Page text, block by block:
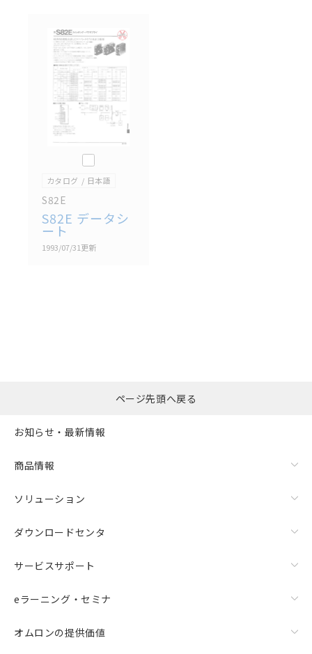
ている可能性がありますがご容赦ください。
記載されているサービス内容や連絡先等は作成当時の
ものであり、変更・改定させていただいている可能性
があります。改めて当サイトの掲載内容をご確認のう
え、ご用命下さいますようお願いいたします。
このカタログを選択
カタログ 日本語
S82E
S82E データシ
ート
1993/07/31更新
括ダウンロード
ページ先頭へ戻る
お知らせ・最新情報
商品情報
ソリューション
ダウンロードセンタ
サービスサポート
eラーニング・セミナ
オムロンの提供価値